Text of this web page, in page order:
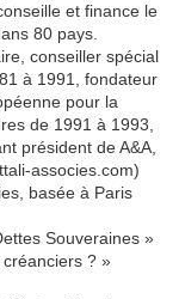
et finance le
80 pays.
conseiller spécial
à 1991, fondateur
pour la
de 1991 à 1993,
président de A&A,
associes.com)
basée à Paris
Souveraines »
? »